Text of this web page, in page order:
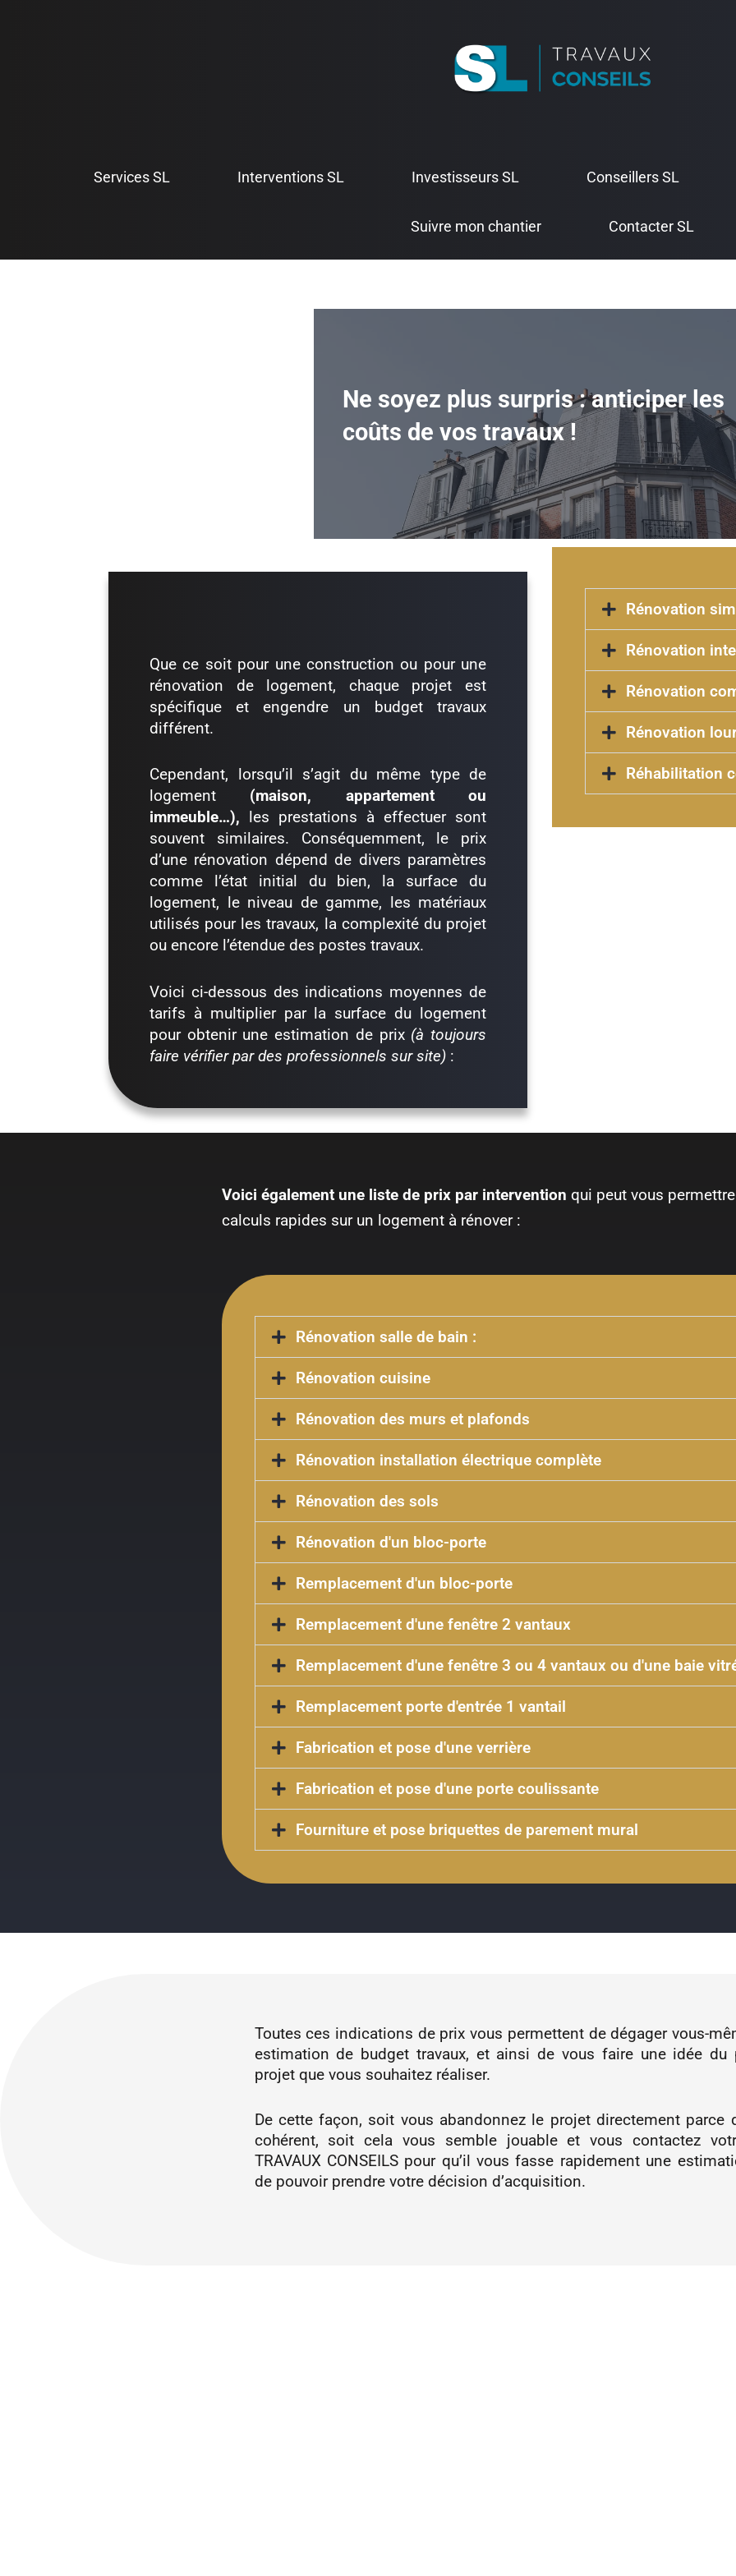
Services SL Interventions SL Investisseurs SL Conseillers SL
Suivre mon chantier Contacter SL
Ne soyez plus surpris : anticiper les
coûts de vos travaux !
Que ce soit pour une construction ou pour une
rénovation de logement, chaque projet est
spécifique et engendre un budget travaux
différent.
Cependant, lorsqu’il s’agit du même type de
logement (maison, appartement ou
immeuble…), les prestations à effectuer sont
souvent similaires. Conséquemment, le prix
d’une rénovation dépend de divers paramètres
comme l’état initial du bien, la surface du
logement, le niveau de gamme, les matériaux
utilisés pour les travaux, la complexité du projet
ou encore l’étendue des postes travaux.
Voici ci-dessous des indications moyennes de
tarifs à multiplier par la surface du logement
pour obtenir une estimation de prix (à toujours
faire vérifier par des professionnels sur site) :
Rénovation
Rénovation
Rénovation
Rénovation
Réhabilitation
Voici également une liste de prix par intervention qui peut vous
calculs rapides sur un logement à rénover :
Rénovation salle de bain :
Rénovation cuisine
Rénovation des murs et plafonds
Rénovation installation électrique complète
Rénovation des sols
Rénovation d'un bloc-porte
Remplacement d'un bloc-porte
Remplacement d'une fenêtre 2 vantaux
Remplacement d'une fenêtre 3 ou 4 vantaux ou d'une baie
Remplacement porte d'entrée 1 vantail
Fabrication et pose d'une verrière
Fabrication et pose d'une porte coulissante
Fourniture et pose briquettes de parement mural
Toutes ces indications de prix vous permettent de dégager vous-
estimation de budget travaux, et ainsi de vous faire une idée du
projet que vous souhaitez réaliser.
De cette façon, soit vous abandonnez le projet directement parce
cohérent, soit cela vous semble jouable et vous contactez
TRAVAUX CONSEILS pour qu’il vous fasse rapidement une
de pouvoir prendre votre décision d’acquisition.